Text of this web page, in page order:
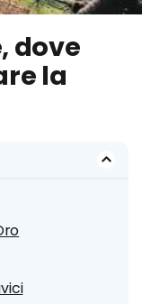
dove
la